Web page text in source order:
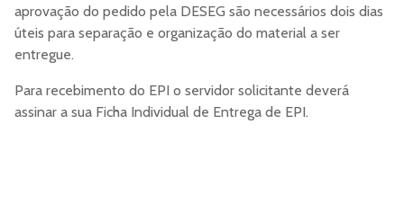
aprovação do pedido pela DESEG são necessários dois dias
úteis para separação e organização do material a ser
entregue.
Para recebimento do EPI o servidor solicitante deverá
assinar a sua Ficha Individual de Entrega de EPI.